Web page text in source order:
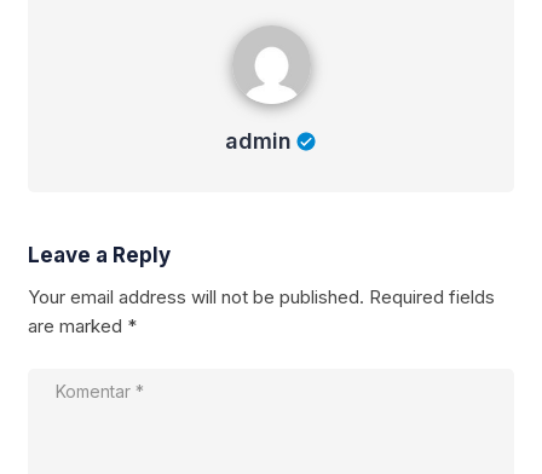
admin
Leave a Reply
Your email address will not be published. Required fields
are marked *